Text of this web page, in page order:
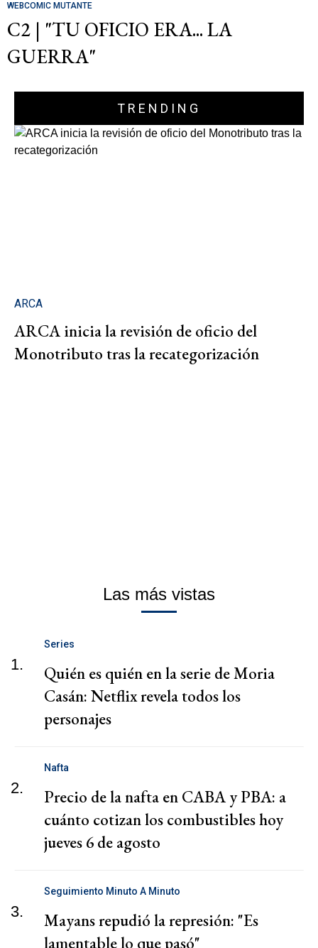
WEBCOMIC MUTANTE
C2 | "TU OFICIO ERA... LA
GUERRA"
TRENDING
ARCA
ARCA inicia la revisión de oficio del
Monotributo tras la recategorización
Las más vistas
1.
Series
Quién es quién en la serie de Moria
Casán: Netflix revela todos los
personajes
2.
Nafta
Precio de la nafta en CABA y PBA: a
cuánto cotizan los combustibles hoy
jueves 6 de agosto
3.
Seguimiento Minuto A Minuto
Mayans repudió la represión: "Es
lamentable lo que pasó"